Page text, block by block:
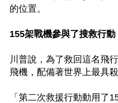
的位置。
155架戰機參與了搜救行
川普說，為了救回這名飛
飛機，配備著世界上最具
「第二次救援行動動用了